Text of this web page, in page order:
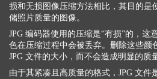
损和无损图像压缩方法相比，其目的是
储照片质量的图像。
JPG 编码器使用的压缩是“有损”的，这
色在压缩过程中会被丢弃。删除这些颜
JPG 文件的大小，而不会造成明显的质
由于其紧凑且高质量的格式，JPG 文件